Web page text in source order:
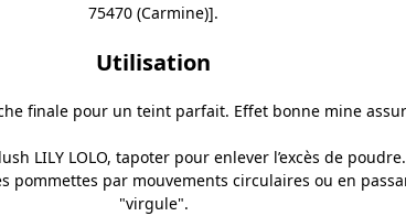
75470 (Carmine)].
Utilisation
finale pour un teint parfait. Effet bonne mine
LILY LOLO, tapoter pour enlever l’excès de
par mouvements circulaires ou en
"virgule".